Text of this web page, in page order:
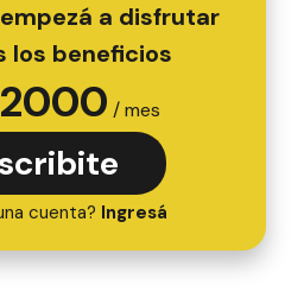
a disfrutar
los beneficios
2000 / mes
cuenta? Ingresá